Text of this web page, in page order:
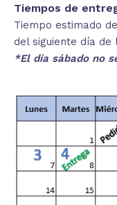
Tiempos de
Tiempo estimado
del siguiente día de
*El día sábado no